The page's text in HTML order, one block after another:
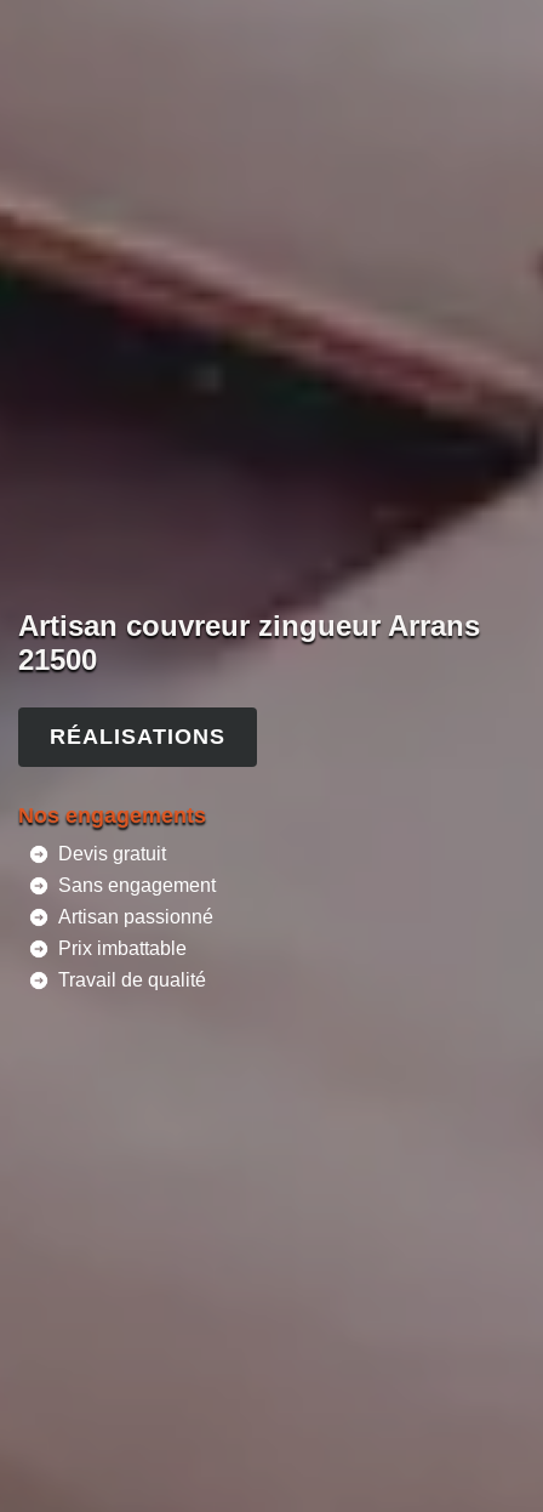
Artisan couvreur zingueur Arrans
21500
RÉALISATIONS
Nos engagements
Devis gratuit
Sans engagement
Artisan passionné
Prix imbattable
Travail de qualité